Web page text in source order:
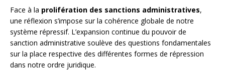
Face à la prolifération des sanctions administratives,
une réflexion s’impose sur la cohérence globale de notre
système répressif. L’expansion continue du pouvoir de
sanction administrative soulève des questions fondamentales
sur la place respective des différentes formes de répression
dans notre ordre juridique.